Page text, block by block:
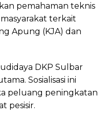
pemahaman teknis
terkait
Apung (KJA) dan
DKP Sulbar
Sosialisasi ini
peluang peningkatan
pesisir.